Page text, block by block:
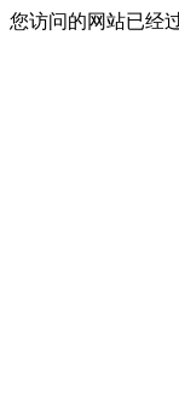
您访问的网站已经